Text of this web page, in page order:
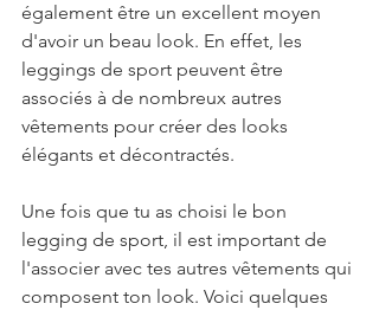
également être un excellent moyen
d'avoir un beau look. En effet, les
leggings de sport peuvent être
associés à de nombreux autres
vêtements pour créer des looks
élégants et décontractés.
Une fois que tu as choisi le bon
legging de sport, il est important de
l'associer avec tes autres vêtements qui
composent ton look. Voici quelques